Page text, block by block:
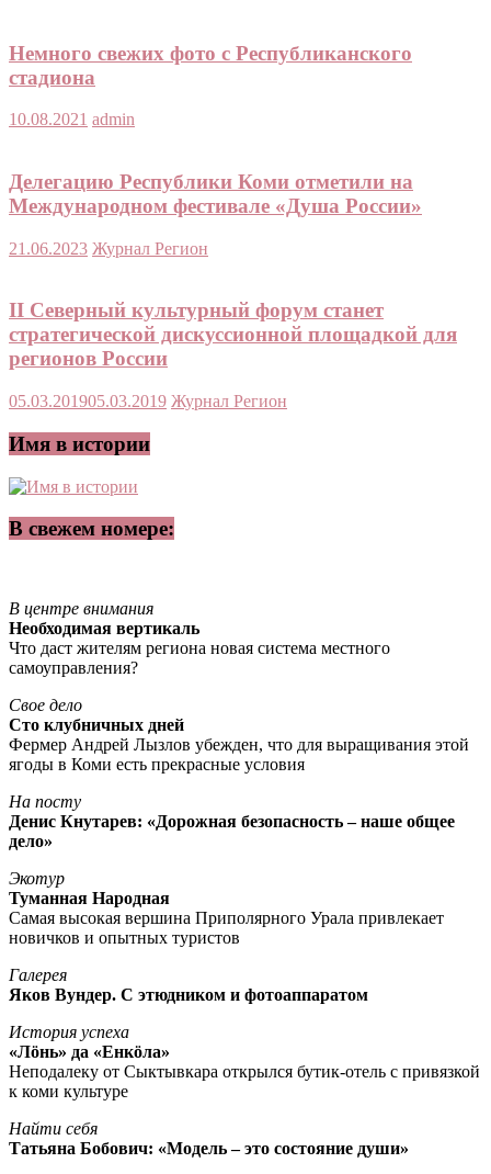
Немного свежих фото с Республиканского
стадиона
10.08.2021 admin
Делегацию Республики Коми отметили на
Международном фестивале «Душа России»
21.06.2023 Журнал Регион
II Северный культурный форум станет
стратегической дискуссионной площадкой для
регионов России
05.03.201905.03.2019 Журнал Регион
Имя в истории
В свежем номере:
В центре внимания
Необходимая вертикаль
Что даст жителям региона новая система местного
самоуправления?
Свое дело
Сто клубничных дней
Фермер Андрей Лызлов убежден, что для выращивания этой
ягоды в Коми есть прекрасные условия
На посту
Денис Кнутарев: «Дорожная безопасность – наше общее
дело»
Экотур
Туманная Народная
Самая высокая вершина Приполярного Урала привлекает
новичков и опытных туристов
Галерея
Яков Вундер. С этюдником и фотоаппаратом
История успеха
«Лöнь» да «Енкöла»
Неподалеку от Сыктывкара открылся бутик-отель с привязкой
к коми культуре
Найти себя
Татьяна Бобович: «Модель – это состояние души»